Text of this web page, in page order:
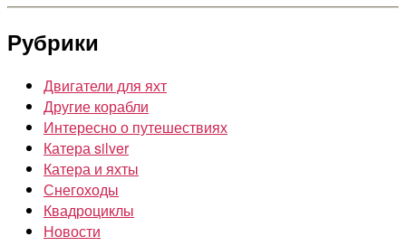
Рубрики
Двигатели для яхт
Другие корабли
Интересно о путешествиях
Катера silver
Катера и яхты
Снегоходы
Квадроциклы
Новости